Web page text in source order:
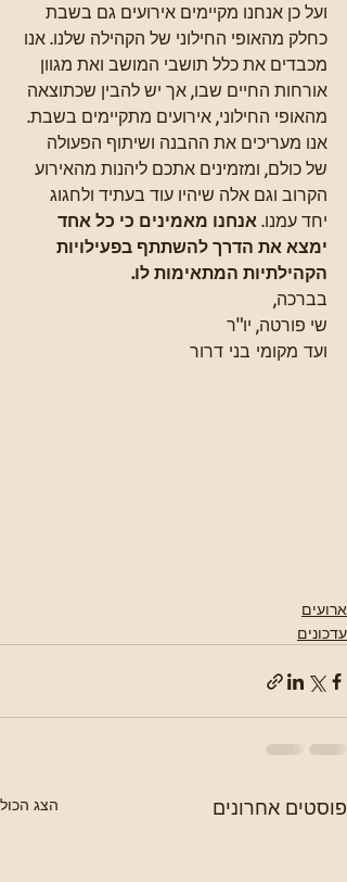
ועל כן אנחנו מקיימים אירועים גם בשבת
כחלק מהאופי החילוני של הקהילה שלנו. אנו
מכבדים את כלל תושבי המושב ואת מגוון
אורחות החיים שבו, אך יש להבין שכתוצאה
מהאופי החילוני, אירועים מתקיימים בשבת.
אנו מעריכים את ההבנה ושיתוף הפעולה
של כולם, ומזמינים אתכם ליהנות מהאירוע
הקרוב וגם אלה שיהיו עוד בעתיד ולחגוג
יחד עמנו. אנחנו מאמינים כי כל אחד
ימצא את הדרך להשתתף בפעילויות
הקהילתיות המתאימות לו.
בברכה,
שי פורטה, יו"ר
ועד מקומי בני דרור
ארועים
עדכונים
פוסטים אחרונים הצג הכול